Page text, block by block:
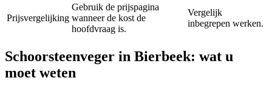
Prijsvergelijking
Gebruik de prijspagina
wanneer de kost de
hoofdvraag is.
Vergelijk
inbegrepen werken.
Schoorsteenveger in Bierbeek: wat u
moet weten